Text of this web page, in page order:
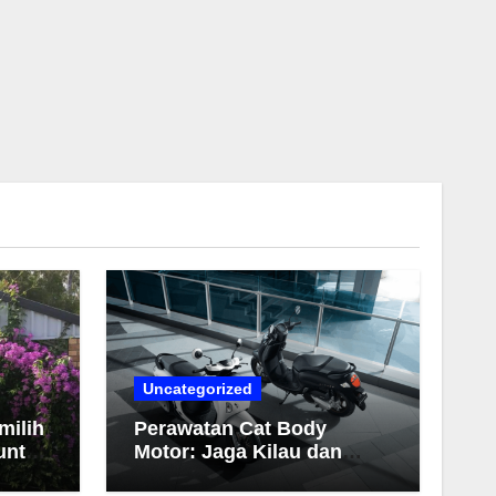
Uncategorized
Perawatan Cat Body
Motor: Jaga Kilau dan
Warna Tetap Awet